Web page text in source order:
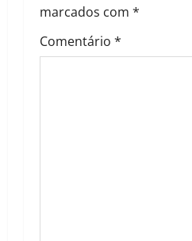
marcados com *
Comentário *